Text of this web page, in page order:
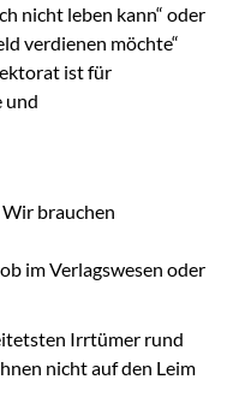
nicht leben kann“ oder
verdienen möchte“
ist für
und
brauchen
im Verlagswesen oder
Irrtümer rund
nicht auf den Leim